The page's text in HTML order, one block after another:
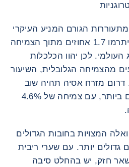
המתעוררות הגורם המניע העיקרי
של הכלכלה העולמית, ויתרמו 1.7 אחוזים מתוך הצמיחה
2.2% בתמ"ג העולמי. לכן יהוו הכלכלות
מהצמיחה הגלובלית, השיעור
ביותר מאז 2013. דרום מזרח אסיה תהיה שוב
אחד מהאזורים הדינמיים ביותר, עם צמיחה של 4.6%
המצויות בחובות הגדולים
גדולים יותר. עם שערי ריבית
חזק, יש בהחלט סיבה